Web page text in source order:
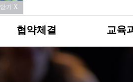
협약체결 교육
닫기 X